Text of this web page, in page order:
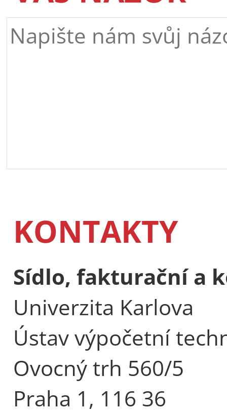
KONTAKTY
Sídlo, fakturační a
Univerzita Karlova
Ústav výpočetní
Ovocný trh 560/5
Praha 1, 116 36